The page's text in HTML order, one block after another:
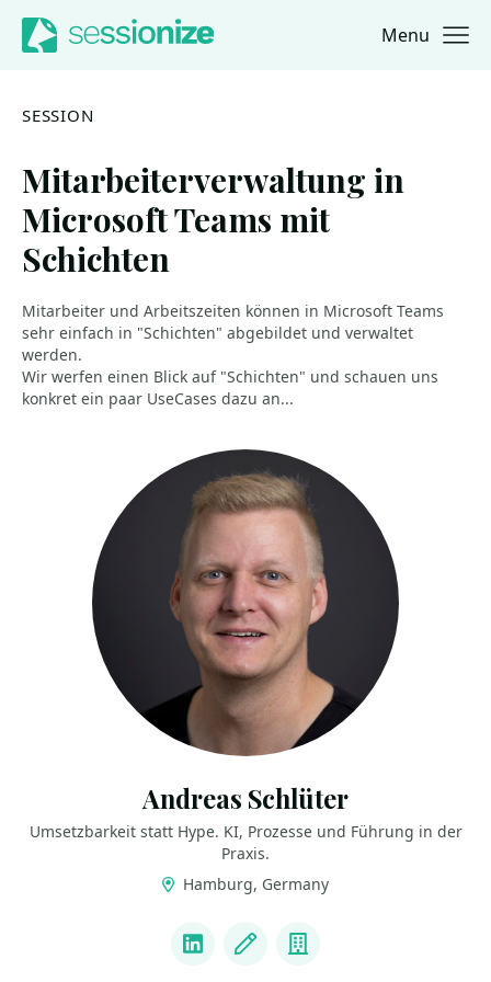
Jump to navigation
Jump to content Menu
SESSION
Mitarbeiterverwaltung in
Microsoft Teams mit
Schichten
Mitarbeiter und Arbeitszeiten können in Microsoft Teams
sehr einfach in "Schichten" abgebildet und verwaltet
werden.
Wir werfen einen Blick auf "Schichten" und schauen uns
konkret ein paar UseCases dazu an...
Andreas Schlüter
Umsetzbarkeit statt Hype. KI, Prozesse und Führung in der
Praxis.
Hamburg, Germany
LinkedInBlog Company